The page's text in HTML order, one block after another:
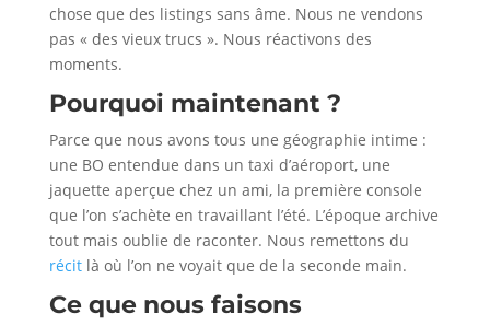
chose que des listings sans âme. Nous ne vendons
pas « des vieux trucs ». Nous réactivons des
moments.
Pourquoi maintenant ?
Parce que nous avons tous une géographie intime :
une BO entendue dans un taxi d’aéroport, une
jaquette aperçue chez un ami, la première console
que l’on s’achète en travaillant l’été. L’époque archive
tout mais oublie de raconter. Nous remettons du
récitlà où l’on ne voyait que de la seconde main.
Ce que nous faisons